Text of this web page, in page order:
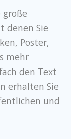
große
denen Sie
Poster,
mehr
den Text
erhalten Sie
und